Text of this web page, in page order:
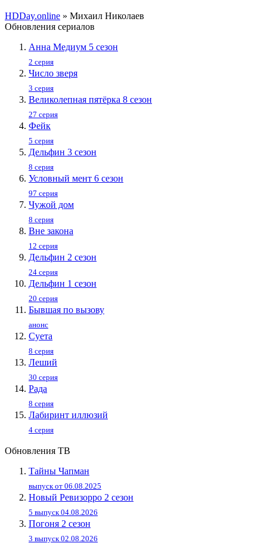
HDDay.online » Михаил Николаев
Обновления сериалов
Анна Медиум 5 сезон
2 серия
Число зверя
3 серия
Великолепная пятёрка 8 сезон
27 серия
Фейк
5 серия
Дельфин 3 сезон
8 серия
Условный мент 6 сезон
97 серия
Чужой дом
8 серия
Вне закона
12 серия
Дельфин 2 сезон
24 серия
Дельфин 1 сезон
20 серия
Бывшая по вызову
анонс
Суета
8 серия
Леший
30 серия
Рада
8 серия
Лабиринт иллюзий
4 серия
Обновления ТВ
Тайны Чапман
выпуск от 06.08.2025
Новый Ревизорро 2 сезон
5 выпуск 04.08.2026
Погоня 2 сезон
3 выпуск 02.08.2026